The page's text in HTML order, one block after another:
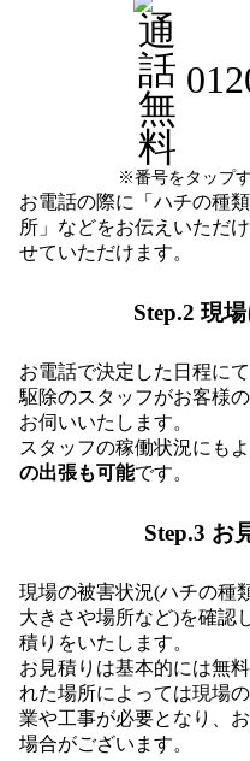
※番号をタップ
お電話の際に「ハチの種
所」などをお伝えいただ
せていただけます。
Step.2 現
お電話で決定した日程に
駆除のスタッフがお客様
お伺いいたします。
スタッフの稼働状況にもよ
の出張も可能です。
Step.3 お
現場の被害状況(ハチの種
大きさや場所など)を確認
積りをいたします。
お見積りは基本的には無
れた場所によっては現場
業や工事が必要となり、
場合がございます。